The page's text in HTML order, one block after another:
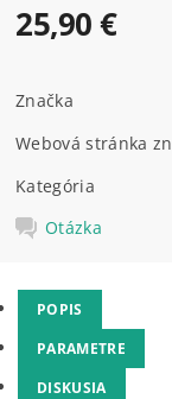
25,90 €
Značka
Webová stránka
Kategória
Otázka
POPIS
PARAMETRE
DISKUSIA